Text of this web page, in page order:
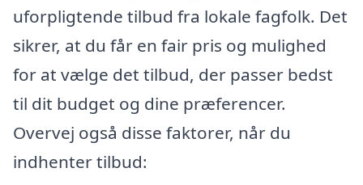
uforpligtende tilbud fra lokale fagfolk. Det
sikrer, at du får en fair pris og mulighed
for at vælge det tilbud, der passer bedst
til dit budget og dine præferencer.
Overvej også disse faktorer, når du
indhenter tilbud: